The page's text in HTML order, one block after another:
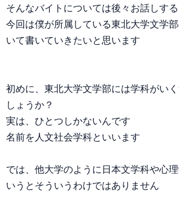
そんなバイトについては後々お話しする
今回は僕が所属している東北大学文学
いて書いていきたいと思います
初めに、東北大学文学部には学科がい
しょうか？
実は、ひとつしかないんです
名前を人文社会学科といいます
では、他大学のように日本文学科や心
いうとそういうわけではありません